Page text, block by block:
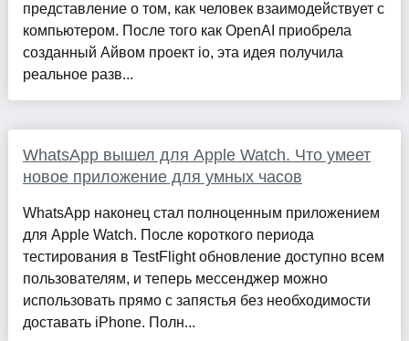
представление о том, как человек взаимодействует с
компьютером. После того как OpenAI приобрела
созданный Айвом проект io, эта идея получила
реальное разв...
WhatsApp вышел для Apple Watch. Что умеет
новое приложение для умных часов
WhatsApp наконец стал полноценным приложением
для Apple Watch. После короткого периода
тестирования в TestFlight обновление доступно всем
пользователям, и теперь мессенджер можно
использовать прямо с запястья без необходимости
доставать iPhone. Полн...